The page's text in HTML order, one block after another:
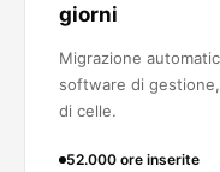
giorni
Migrazione
software di
di celle.
52.000 ore inserite